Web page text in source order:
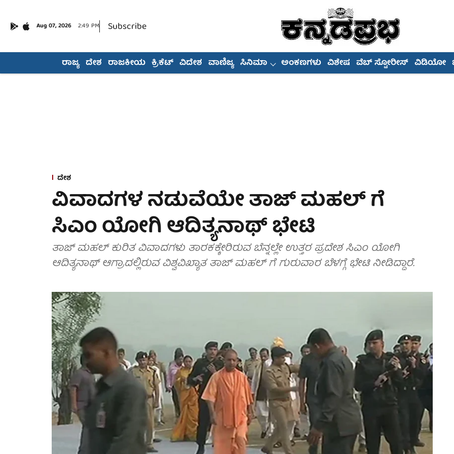
Aug 07, 2026 2:49 PM Subscribe
ರಾಜ್ಯ ದೇಶ ರಾಜಕೀಯ ಕ್ರಿಕೆಟ್ ವಿದೇಶ ವಾಣಿಜ್ಯ ಸಿನಿಮಾ ಅಂಕಣಗಳು ವಿಶೇಷ ವೆಬ್ ಸ್ಟೋರೀಸ್ ವಿಡಿಯೋ
ದೇಶ
ವಿವಾದಗಳ ನಡುವೆಯೇ ತಾಜ್ ಮಹಲ್ ಗೆ
ಸಿಎಂ ಯೋಗಿ ಆದಿತ್ಯನಾಥ್ ಭೇಟಿ
ತಾಜ್ ಮಹಲ್ ಕುರಿತ ವಿವಾದಗಳು ತಾರಕಕ್ಕೇರಿರುವ ಬೆನ್ನಲ್ಲೇ ಉತ್ತರ ಪ್ರದೇಶ ಸಿಎಂ ಯೋಗಿ
ಆದಿತ್ಯನಾಥ್ ಆಗ್ರಾದಲ್ಲಿರುವ ವಿಶ್ವವಿಖ್ಯಾತ ತಾಜ್ ಮಹಲ್ ಗೆ ಗುರುವಾರ ಬೆಳಗ್ಗೆ ಭೇಟಿ ನೀಡಿದ್ದಾರೆ.